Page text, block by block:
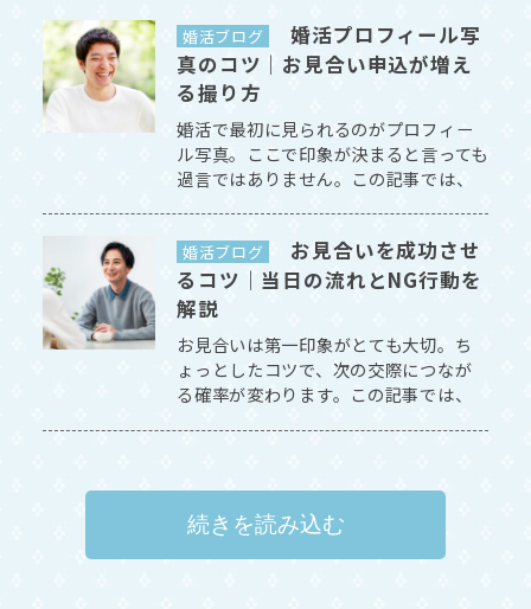
婚活ブログ
婚活プロフィール写
真のコツ｜お見合い申込が増え
る撮り方
婚活で最初に見られるのがプロフィー
ル写真。ここで印象が決まると言っても
過言ではありません。この記事では、
婚活ブログ
お見合いを成功させ
るコツ｜当日の流れとNG行動を
解説
お見合いは第一印象がとても大切。ち
ょっとしたコツで、次の交際につなが
る確率が変わります。この記事では、
続きを読み込む